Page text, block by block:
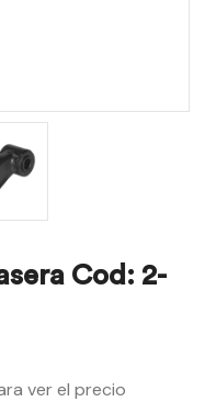
Cod: 2-
ver el precio